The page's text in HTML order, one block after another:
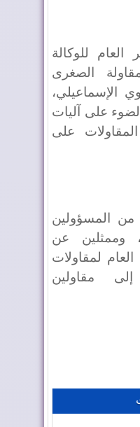
العام للوكالة
الصغرى
الإسماعيلي،
على آليات
على
من المسؤولين
وممثلين عن
العام لمقاولات
إلى مقاولين